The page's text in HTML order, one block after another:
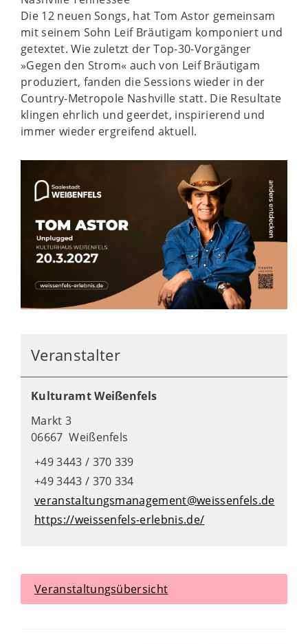
Die 12 neuen Songs, hat Tom Astor gemeinsam
mit seinem Sohn Leif Bräutigam komponiert und
getextet. Wie zuletzt der Top-30-Vorgänger
»Gegen den Strom« auch von Leif Bräutigam
produziert, fanden die Sessions wieder in der
Country-Metropole Nashville statt. Die Resultate
klingen ehrlich und geerdet, inspirierend und
immer wieder ergreifend aktuell.
Veranstalter
Kulturamt Weißenfels
Markt 3
06667 Weißenfels
+49 3443 / 370 339
+49 3443 / 370 334
veranstaltungsmanagement@weissenfels.de
https://weissenfels-erlebnis.de/
Veranstaltungsübersicht